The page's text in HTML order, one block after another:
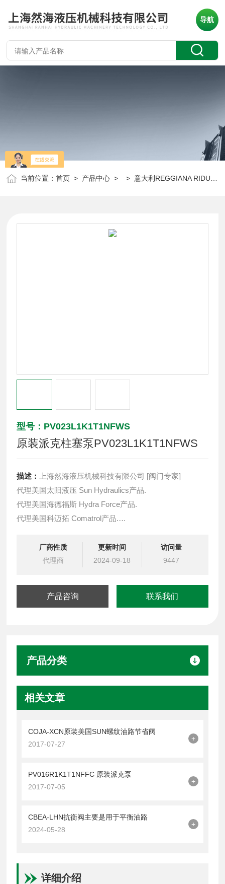
导航
当前位置：首页 > 产品中心 > >意大利REGGIANA RIDUTTORI
型号：PV023L1K1T1NFWS
原装派克柱塞泵PV023L1K1T1NFWS
描述：
上海然海液压机械科技有限公司 [阀门专家]
代理美国太阳液压 Sun Hydraulics产品.
代理美国海德福斯 Hydra Force产品.
代理美国科迈拓 Comatrol产品.
提供油路系统设计,油路块设计,阀块设计与选型
液压油缸，经销力士乐、派克、中国台湾北部等液压元件.
厂商性质
代理商
更新时间
2024-09-18
访问量
9447
产品咨询 联系我们
产品分类
相关文章
COJA-XCN原装美国SUN螺纹油路节省阀
2017-07-27
+
PV016R1K1T1NFFC 原装派克泵
2017-07-05
+
CBEA-LHN抗衡阀主要是用于平衡油路
2024-05-28
+
详细介绍